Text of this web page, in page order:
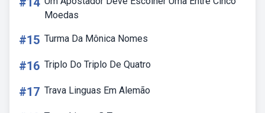
Moedas
#15 Turma Da Mônica Nomes
#16 Triplo Do Triplo De Quatro
#17 Trava Linguas Em Alemão